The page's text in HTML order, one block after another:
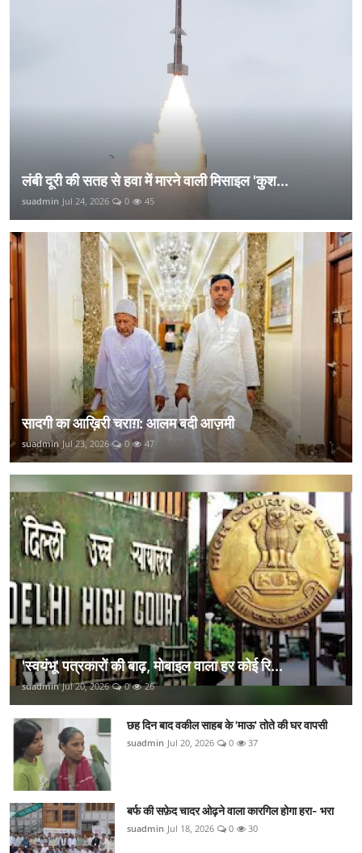
लंबी दूरी की सतह से हवा में मारने वाली मिसाइल 'कुश...
suadmin Jul 24, 2026 0 45
सादगी का आख़िरी चराग़: आलम बदी आज़मी
suadmin Jul 23, 2026 0 47
'स्वयंभू' पत्रकारों की बाढ़, मोबाइल वाला हर कोई रि...
suadmin Jul 20, 2026 0 26
छह दिन बाद वकील साहब के 'माऊ' तोते की घर वापसी
suadmin Jul 20, 2026 0 37
बर्फ की सफ़ेद चादर ओढ़ने वाला कारगिल होगा हरा- भरा
suadmin Jul 18, 2026 0 30